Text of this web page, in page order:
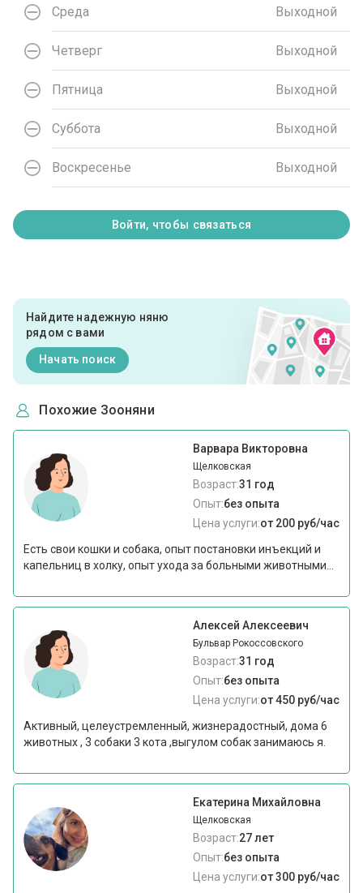
Среда Выходной
Четверг Выходной
Пятница Выходной
Суббота Выходной
Воскресенье Выходной
Войти, чтобы связаться
Найдите надежную няню
рядом с вами
Начать поиск
Похожие Зооняни
Варвара Викторовна
Щелковская
Возраст:31 год
Опыт:без опыта
Цена услуги:от 200 руб/час
Есть свои кошки и собака, опыт постановки инъекций и
капельниц в холку, опыт ухода за больными животными...
Алексей Алексеевич
Бульвар Рокоссовского
Возраст:31 год
Опыт:без опыта
Цена услуги:от 450 руб/час
Активный, целеустремленный, жизнерадостный, дома 6
животных , 3 собаки 3 кота ,выгулом собак занимаюсь я.
Екатерина Михайловна
Щелковская
Возраст:27 лет
Опыт:без опыта
Цена услуги:от 300 руб/час